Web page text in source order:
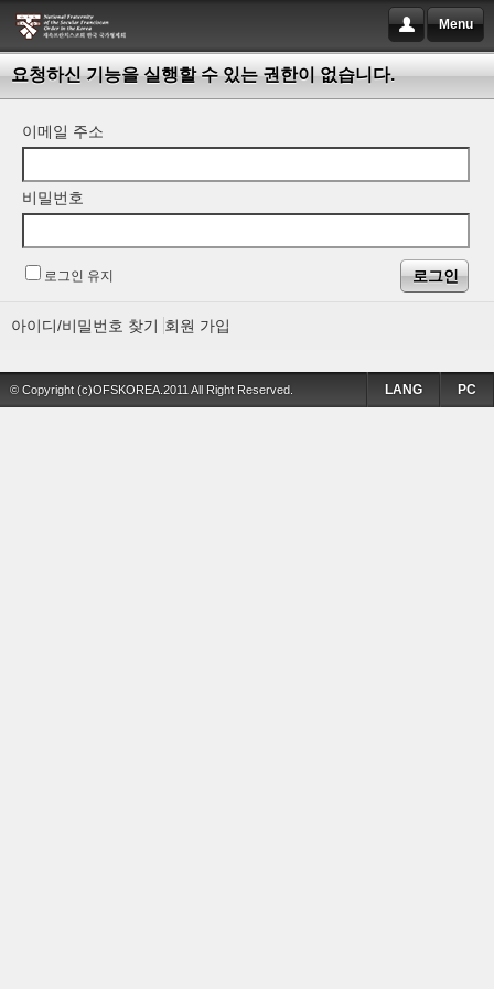
Menu
요청하신 기능을 실행할 수 있는 권한이 없습니다.
이메일 주소
비밀번호
로그인 유지
아이디/비밀번호 찾기 회원 가입
© Copyright (c)OFSKOREA.2011 All Right Reserved. PC
LANG